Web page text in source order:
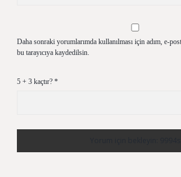
Daha sonraki yorumlarımda kullanılması için adım, e-
bu tarayıcıya kaydedilsin.
5 + 3 kaçtır? *